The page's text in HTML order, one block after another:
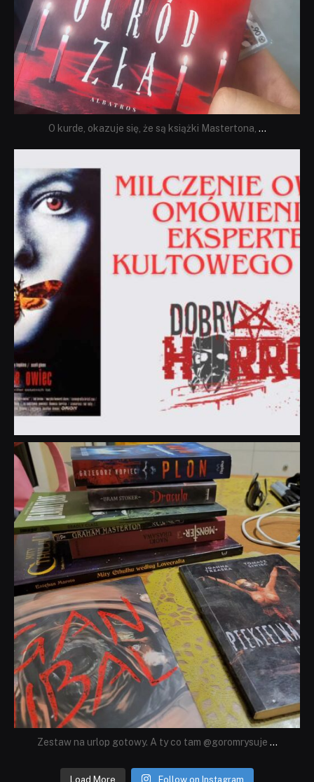
O kurde, okazuje się, że są książki Mastertona, ...
dobryhorror
Lip 31
Zestaw na urlop gotowy. A ty co tam @goromrysuje ...
Load More Follow on Instagram